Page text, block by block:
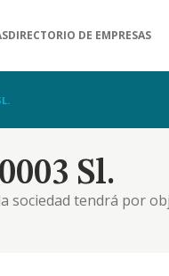
DIRECTORIO DE EMPRESAS
Sl.
sociedad tendrá por
2. comercio al por